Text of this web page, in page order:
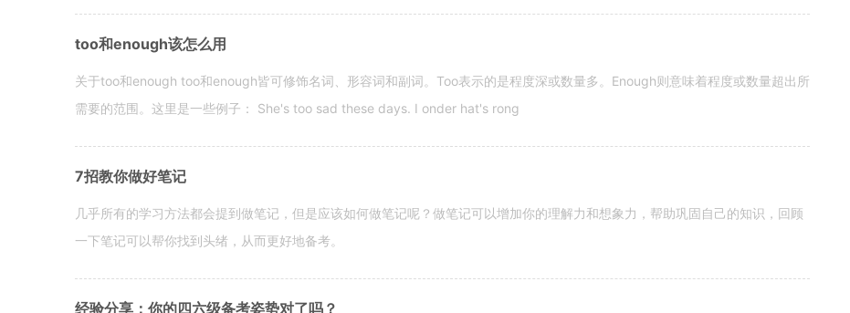
too和enough该怎么用
关于too和enough too和enough皆可修饰名词、形容词和副词。Too表示的是程度深或数量多。Enough则意味着程度或数量超出所
需要的范围。这里是一些例子： She's too sad these days. I onder hat's rong
7招教你做好笔记
几乎所有的学习方法都会提到做笔记，但是应该如何做笔记呢？做笔记可以增加你的理解力和想象力，帮助巩固自己的知识，回顾
一下笔记可以帮你找到头绪，从而更好地备考。
经验分享：你的四六级备考姿势对了吗？